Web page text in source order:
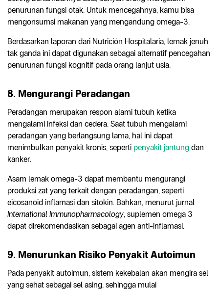
penurunan fungsi otak. Untuk mencegahnya, kamu bisa
mengonsumsi makanan yang mengandung omega-3.
Berdasarkan laporan dari Nutrición Hospitalaria, lemak jenuh
tak ganda ini dapat digunakan sebagai alternatif pencegahan
penurunan fungsi kognitif pada orang lanjut usia.
8. Mengurangi Peradangan
Peradangan merupakan respon alami tubuh ketika
mengalami infeksi dan cedera. Saat tubuh mengalami
peradangan yang berlangsung lama, hal ini dapat
menimbulkan penyakit kronis, seperti penyakit jantung dan
kanker.
Asam lemak omega-3 dapat membantu mengurangi
produksi zat yang terkait dengan peradangan, seperti
eicosanoid inflamasi dan sitokin. Bahkan, menurut jurnal
International Immunopharmacology, suplemen omega 3
dapat direkomendasikan sebagai agen anti-inflamasi.
9. Menurunkan Risiko Penyakit Autoimun
Pada penyakit autoimun, sistem kekebalan akan mengira sel
yang sehat sebagai sel asing, sehingga mulai